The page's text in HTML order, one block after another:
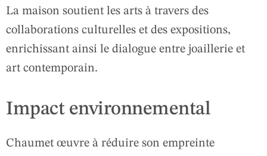
La maison soutient les arts à travers des
collaborations culturelles et des expositions,
enrichissant ainsi le dialogue entre joaillerie et
art contemporain.
Impact environnemental
Chaumet œuvre à réduire son empreinte